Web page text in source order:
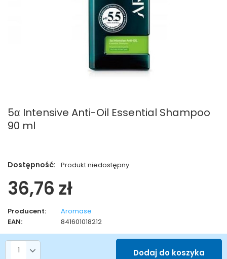
5α Intensive Anti-Oil Essential Shampoo
90 ml
Dostępność: Produkt niedostępny
36,76 zł
Producent:
Aromase
EAN:
841601018212
Liczba produktów
Dodaj do koszyka